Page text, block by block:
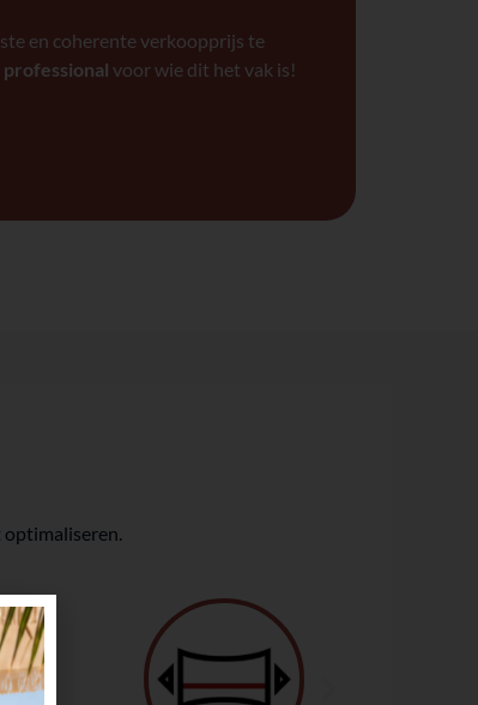
en coherente verkoopprijs te
professional voor wie dit het vak is!